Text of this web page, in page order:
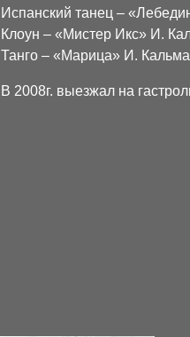
Испанский танец –
Клоун – «Мистер Икс» И.
Танго – «Марица» И.
В 2008г. выезжал на